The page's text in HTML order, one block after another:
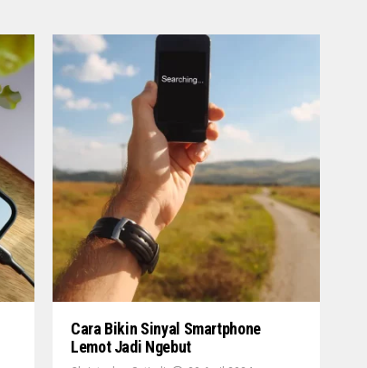
Cara Bikin Sinyal Smartphone
Lemot Jadi Ngebut